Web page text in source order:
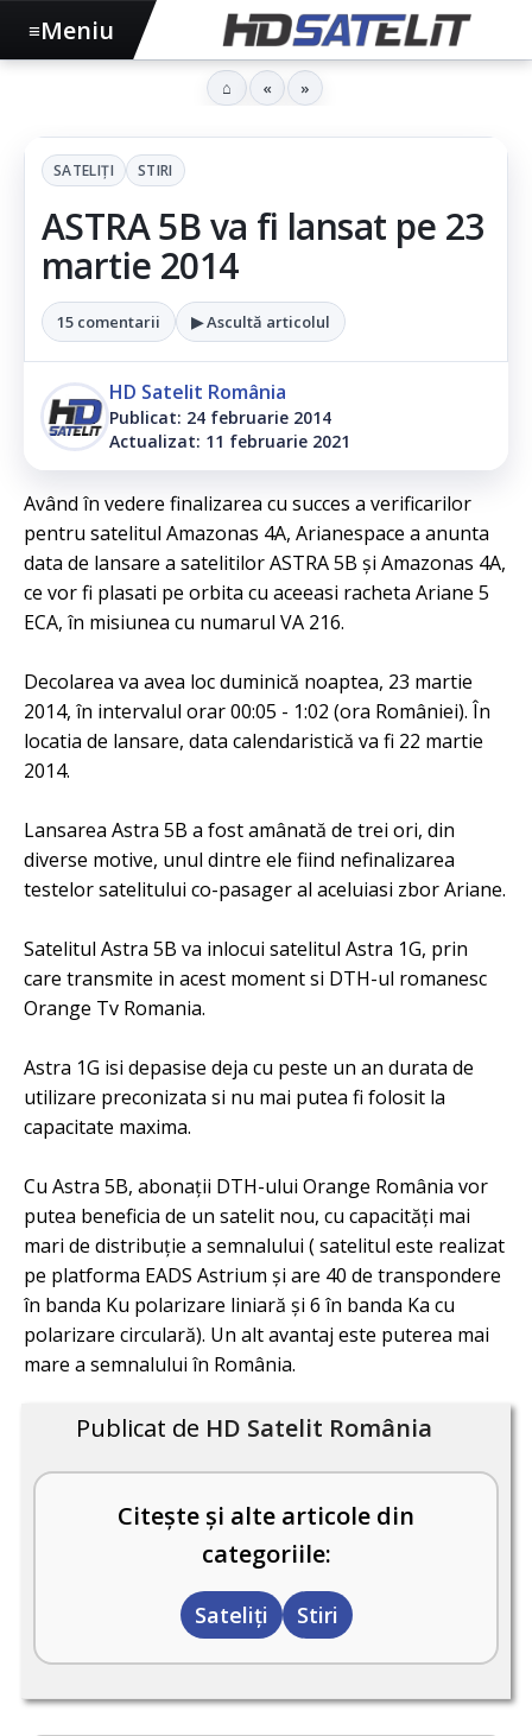
SATELIȚI STIRI
ASTRA 5B va fi lansat pe 23
martie 2014
15 comentarii ▶ Ascultă articolul
HD Satelit România
Publicat: 24 februarie 2014
Actualizat: 11 februarie 2021
Având în vedere finalizarea cu succes a verificarilor
pentru satelitul Amazonas 4A, Arianespace a anunta
data de lansare a satelitilor ASTRA 5B și Amazonas 4A,
ce vor fi plasati pe orbita cu aceeasi racheta Ariane 5
ECA, în misiunea cu numarul VA 216.
Decolarea va avea loc duminică noaptea, 23 martie
2014, în intervalul orar 00:05 - 1:02 (ora României). În
locatia de lansare, data calendaristică va fi 22 martie
2014.
Lansarea Astra 5B a fost amânată de trei ori, din
diverse motive, unul dintre ele fiind nefinalizarea
testelor satelitului co-pasager al aceluiasi zbor Ariane.
Satelitul Astra 5B va inlocui satelitul Astra 1G, prin
care transmite in acest moment si DTH-ul romanesc
Orange Tv Romania.
Astra 1G isi depasise deja cu peste un an durata de
utilizare preconizata si nu mai putea fi folosit la
capacitate maxima.
Cu Astra 5B, abonații DTH-ului Orange România vor
putea beneficia de un satelit nou, cu capacități mai
mari de distribuție a semnalului ( satelitul este realizat
pe platforma EADS Astrium și are 40 de transpondere
în banda Ku polarizare liniară și 6 în banda Ka cu
polarizare circulară). Un alt avantaj este puterea mai
mare a semnalului în România.
Publicat de HD Satelit România
Citește și alte articole din
categoriile:
Sateliți Stiri
≡Meniu
⌂ « »